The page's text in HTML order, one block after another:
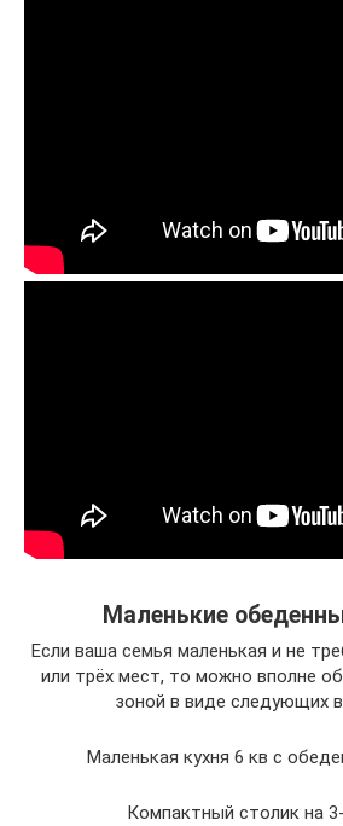
Маленькие
Если ваша семья маленькая и не
или трёх мест, то можно вполне
зоной в виде следующих
Маленькая кухня 6 кв с
Компактный столик на